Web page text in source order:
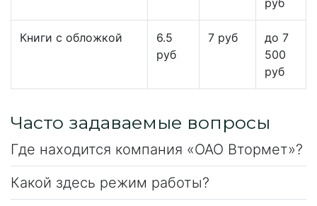
руб
Книги с обложкой
6.5
руб
7 руб
до 7
500
руб
Часто задаваемые вопросы
Где находится компания «ОАО Втормет»?
Какой здесь режим работы?